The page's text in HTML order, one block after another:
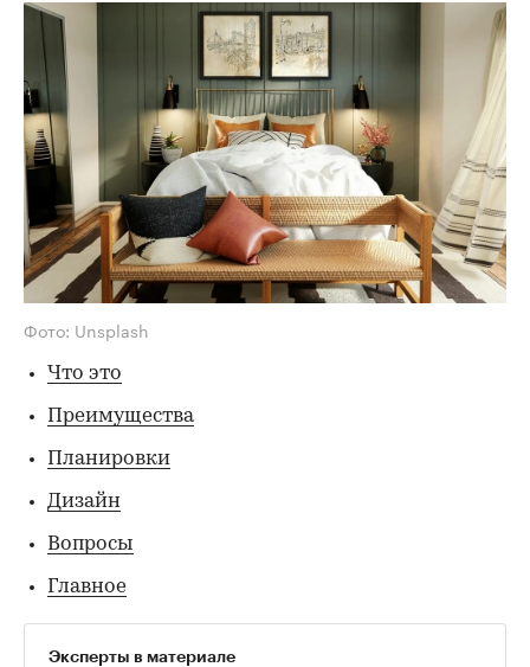
Фото: Unsplash
Что это
Преимущества
Планировки
Дизайн
Вопросы
Главное
Эксперты в материале